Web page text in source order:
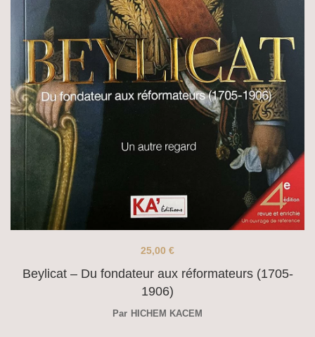
Beylicat – Du fondateur aux réformateurs (1705-
1906)
25,00 €
Par HICHEM KACEM